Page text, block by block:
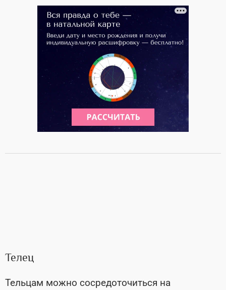
Телец
Тельцам можно сосредоточиться на